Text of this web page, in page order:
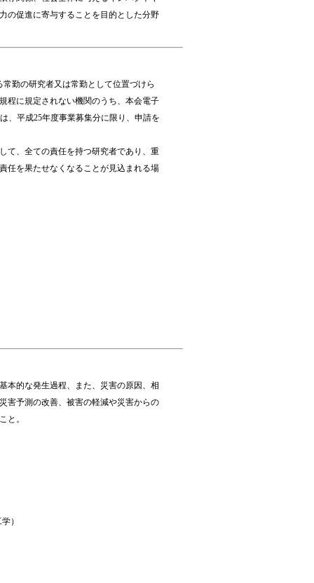
の促進に寄与することを目的とした分野
勤の研究者又は常勤として位置づけら
程に規定されない機関のうち、本会電子
、平成25年度事業募集分に限り、申請を
て、全ての責任を持つ研究者であり、重
任を果たせなくなることが見込まれる場
本的な発生過程、また、災害の原因、相
害予測の改善、被害の軽減や災害からの
と。
）